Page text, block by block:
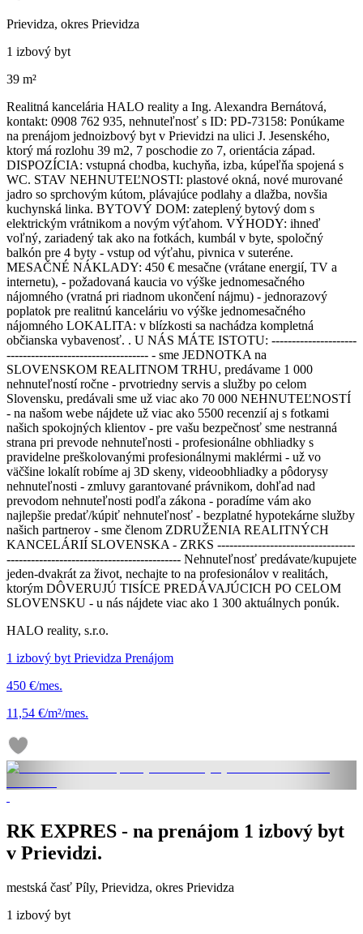
Prievidza, okres Prievidza
1 izbový byt
39 m²
Realitná kancelária HALO reality a Ing. Alexandra Bernátová,
kontakt: 0908 762 935, nehnuteľnosť s ID: PD-73158: Ponúkame
na prenájom jednoizbový byt v Prievidzi na ulici J. Jesenského,
ktorý má rozlohu 39 m2, 7 poschodie zo 7, orientácia západ.
DISPOZÍCIA: vstupná chodba, kuchyňa, izba, kúpeľňa spojená s
WC. STAV NEHNUTEĽNOSTI: plastové okná, nové murované
jadro so sprchovým kútom, plávajúce podlahy a dlažba, novšia
kuchynská linka. BYTOVÝ DOM: zateplený bytový dom s
elektrickým vrátnikom a novým výťahom. VÝHODY: ihneď
voľný, zariadený tak ako na fotkách, kumbál v byte, spoločný
balkón pre 4 byty - vstup od výťahu, pivnica v suteréne.
MESAČNÉ NÁKLADY: 450 € mesačne (vrátane energií, TV a
internetu), - požadovaná kaucia vo výške jednomesačného
nájomného (vratná pri riadnom ukončení nájmu) - jednorazový
poplatok pre realitnú kanceláriu vo výške jednomesačného
nájomného LOKALITA: v blízkosti sa nachádza kompletná
občianska vybavenosť. . U NÁS MÁTE ISTOTU: ---------------------
----------------------------------- - sme JEDNOTKA na
SLOVENSKOM REALITNOM TRHU, predávame 1 000
nehnuteľností ročne - prvotriedny servis a služby po celom
Slovensku, predávali sme už viac ako 70 000 NEHNUTEĽNOSTÍ
- na našom webe nájdete už viac ako 5500 recenzií aj s fotkami
našich spokojných klientov - pre vašu bezpečnosť sme nestranná
strana pri prevode nehnuteľnosti - profesionálne obhliadky s
pravidelne preškolovanými profesionálnymi maklérmi - už vo
väčšine lokalít robíme aj 3D skeny, videoobhliadky a pôdorysy
nehnuteľnosti - zmluvy garantované právnikom, dohľad nad
prevodom nehnuteľnosti podľa zákona - poradíme vám ako
najlepšie predať/kúpiť nehnuteľnosť - bezplatné hypotekárne služby
našich partnerov - sme členom ZDRUŽENIA REALITNÝCH
KANCELÁRIÍ SLOVENSKA - ZRKS ----------------------------------
------------------------------------------- Nehnuteľnosť predávate/kupujete
jeden-dvakrát za život, nechajte to na profesionálov v realitách,
ktorým DÔVERUJÚ TISÍCE PREDÁVAJÚCICH PO CELOM
SLOVENSKU - u nás nájdete viac ako 1 300 aktuálnych ponúk.
HALO reality, s.r.o.
1 izbový byt Prievidza Prenájom
450 €/mes.
11,54 €/m²/mes.
RK EXPRES - na prenájom 1 izbový byt
v Prievidzi.
mestská časť Píly, Prievidza, okres Prievidza
1 izbový byt